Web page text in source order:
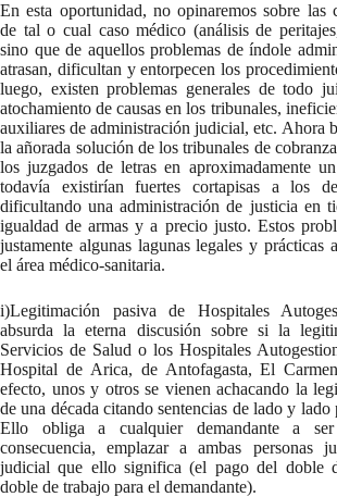
En esta oportunidad, no opinaremos sobre las
de tal o cual caso médico (análisis de
sino que de aquellos problemas de índole
atrasan, dificultan y entorpecen los
luego, existen problemas generales de todo
atochamiento de causas en los tribunales,
auxiliares de administración judicial, etc. Ahora
la añorada solución de los tribunales de
los juzgados de letras en aproximadamente
todavía existirían fuertes cortapisas a los
dificultando una administración de justicia en
igualdad de armas y a precio justo. Estos
justamente algunas lagunas legales y prácticas
el área médico-sanitaria.
i)Legitimación pasiva de Hospitales
absurda la eterna discusión sobre si la
Servicios de Salud o los Hospitales
Hospital de Arica, de Antofagasta, El
efecto, unos y otros se vienen achacando la
de una década citando sentencias de lado y
Ello obliga a cualquier demandante a
consecuencia, emplazar a ambas personas
judicial que ello significa (el pago del doble
doble de trabajo para el demandante).